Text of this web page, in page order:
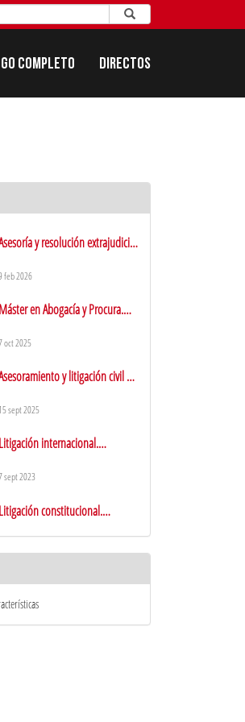
Buscar
Enviar
Buscar
completo Directos
y resolución extrajudicial
feb 2026
Máster en Abogacía y Procura.
oct 2025
y litigación civil y
15 sept 2025
Litigación internacional.
sept 2023
Litigación constitucional.
Presentación
feb 2023